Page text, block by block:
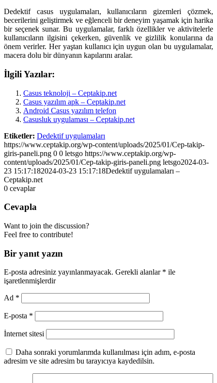
Dedektif casus uygulamaları, kullanıcıların gizemleri çözmek,
becerilerini geliştirmek ve eğlenceli bir deneyim yaşamak için harika
bir seçenek sunar. Bu uygulamalar, farklı özellikler ve aktivitelerle
kullanıcıların ilgisini çekerken, güvenlik ve gizlilik konularına da
önem verirler. Her yaştan kullanıcı için uygun olan bu uygulamalar,
macera dolu bir dünyanın kapılarını aralar.
İlgili Yazılar:
Casus teknoloji – Ceptakip.net
Casus yazılım apk – Ceptakip.net
Android Casus yazılım telefon
Casusluk uygulaması – Ceptakip.net
Etiketler: Dedektif uygulamaları
https://www.ceptakip.org/wp-content/uploads/2025/01/Cep-takip-
giris-paneli.png 0 0 letsgo https://www.ceptakip.org/wp-
content/uploads/2025/01/Cep-takip-giris-paneli.png letsgo2024-03-
23 15:17:182024-03-23 15:17:18Dedektif uygulamaları –
Ceptakip.net
0 cevaplar
Cevapla
Want to join the discussion?
Feel free to contribute!
Bir yanıt yazın
E-posta adresiniz yayınlanmayacak. Gerekli alanlar * ile
işaretlenmişlerdir
Ad *
E-posta *
İnternet sitesi
Daha sonraki yorumlarımda kullanılması için adım, e-posta
adresim ve site adresim bu tarayıcıya kaydedilsin.